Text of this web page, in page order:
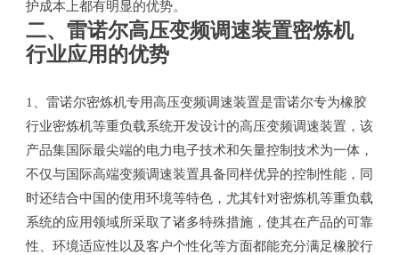
护成本上都有明显的优势。
二、雷诺尔高压变频调速装置密炼机
行业应用的优势
1、雷诺尔密炼机专用高压变频调速装置是雷诺尔专为橡胶
行业密炼机等重负载系统开发设计的高压变频调速装置，该
产品集国际最尖端的电力电子技术和矢量控制技术为一体，
不仅与国际高端变频调速装置具备同样优异的控制性能，同
时还结合中国的使用环境等特色，尤其针对密炼机等重负载
系统的应用领域所采取了诸多特殊措施，使其在产品的可靠
性、环境适应性以及客户个性化等方面都能充分满足橡胶行